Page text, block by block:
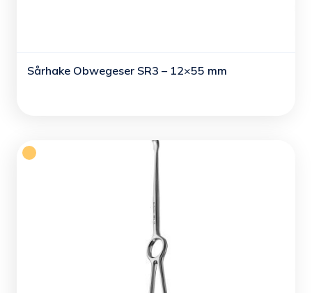
Sårhake Obwegeser SR3 – 12×55 mm